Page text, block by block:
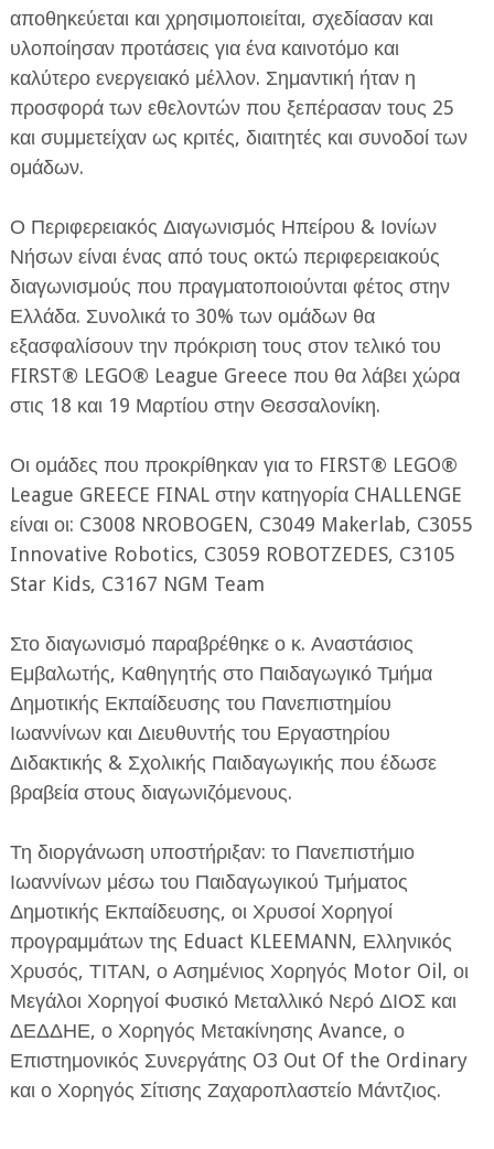
αποθηκεύεται και χρησιμοποιείται, σχεδίασαν και
υλοποίησαν προτάσεις για ένα καινοτόμο και
καλύτερο ενεργειακό μέλλον. Σημαντική ήταν η
προσφορά των εθελοντών που ξεπέρασαν τους 25
και συμμετείχαν ως κριτές, διαιτητές και συνοδοί των
ομάδων.
Ο Περιφερειακός Διαγωνισμός Ηπείρου & Ιονίων
Νήσων είναι ένας από τους οκτώ περιφερειακούς
διαγωνισμούς που πραγματοποιούνται φέτος στην
Ελλάδα. Συνολικά το 30% των ομάδων θα
εξασφαλίσουν την πρόκριση τους στον τελικό του
FIRST® LEGO® League Greece που θα λάβει χώρα
στις 18 και 19 Μαρτίου στην Θεσσαλονίκη.
Οι ομάδες που προκρίθηκαν για το FIRST® LEGO®
League GREECE FINAL στην κατηγορία CHALLENGE
είναι οι: C3008 NROBOGEN, C3049 Makerlab, C3055
Innovative Robotics, C3059 ROBOTZEDES, C3105
Star Kids, C3167 NGM Team
Στο διαγωνισμό παραβρέθηκε ο κ. Αναστάσιος
Εμβαλωτής, Καθηγητής στο Παιδαγωγικό Τμήμα
Δημοτικής Εκπαίδευσης του Πανεπιστημίου
Ιωαννίνων και Διευθυντής του Εργαστηρίου
Διδακτικής & Σχολικής Παιδαγωγικής που έδωσε
βραβεία στους διαγωνιζόμενους.
Τη διοργάνωση υποστήριξαν: το Πανεπιστήμιο
Ιωαννίνων μέσω του Παιδαγωγικού Τμήματος
Δημοτικής Εκπαίδευσης, οι Χρυσοί Χορηγοί
προγραμμάτων της Eduact KLEEMANN, Ελληνικός
Χρυσός, ΤΙΤΑΝ, ο Ασημένιος Χορηγός Motor Oil, οι
Μεγάλοι Χορηγοί Φυσικό Μεταλλικό Νερό ΔΙΟΣ και
ΔΕΔΔΗΕ, ο Χορηγός Μετακίνησης Avance, ο
Επιστημονικός Συνεργάτης O3 Out Of the Ordinary
και ο Χορηγός Σίτισης Ζαχαροπλαστείο Μάντζιος.